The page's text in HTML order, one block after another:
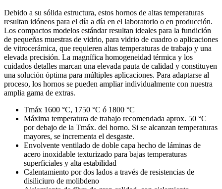
Debido a su sólida estructura, estos hornos de altas temperaturas
resultan idóneos para el día a día en el laboratorio o en producción.
Los compactos modelos estándar resultan ideales para la fundición
de pequeñas muestras de vidrio, para vidrio de cuadro o aplicaciones
de vitrocerámica, que requieren altas temperaturas de trabajo y una
elevada precisión. La magnífica homogeneidad térmica y los
cuidados detalles marcan una elevada pauta de calidad y constituyen
una solución óptima para múltiples aplicaciones. Para adaptarse al
proceso, los hornos se pueden ampliar individualmente con nuestra
amplia gama de extras.
Tmáx 1600 °C, 1750 °C ó 1800 °C
Máxima temperatura de trabajo recomendada aprox. 50 °C
por debajo de la Tmáx. del horno. Si se alcanzan temperaturas
mayores, se incrementa el desgaste.
Envolvente ventilado de doble capa hecho de láminas de
acero inoxidable texturizado para bajas temperaturas
superficiales y alta estabilidad
Calentamiento por dos lados a través de resistencias de
disiliciuro de molibdeno